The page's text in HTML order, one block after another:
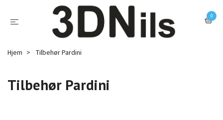
0
Hjem Tilbehør Pardini
Tilbehør Pardini